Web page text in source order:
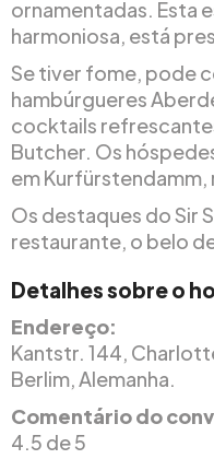
ornamentadas. Esta
harmoniosa, está
Se tiver fome, pode
hambúrgueres
cocktails
Butcher. Os
em
Os destaques do Sir
restaurante, o belo
Detalhes sobre o
Endereço:
Kantstr. 144,
Berlim, Alemanha.
Comentário do
4.5 de 5